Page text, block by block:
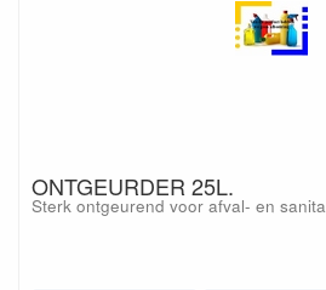
ONTGEURDER 25L.
Sterk ontgeurend voor afval- en